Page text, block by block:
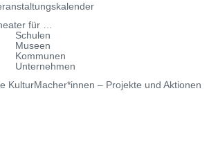
für …
Schulen
Museen
Kommunen
Unternehmen
KulturMacher*innen – Projekte und Aktionen